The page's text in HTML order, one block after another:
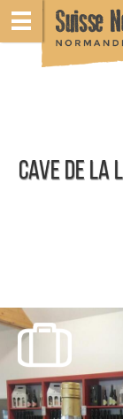
CAVE DE LA